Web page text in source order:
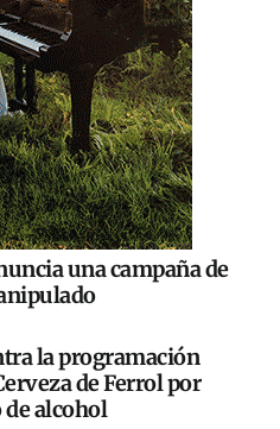
una campaña de
la programación
de Ferrol por
de alcohol